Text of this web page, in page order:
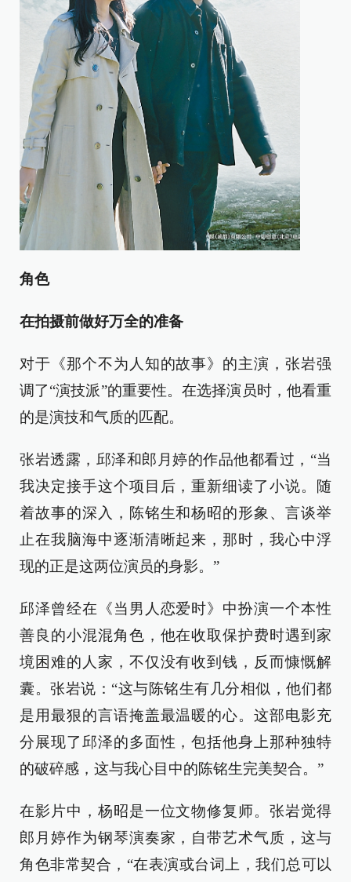
角色
在拍摄前做好万全的准备
对于《那个不为人知的故事》的主演，张岩强
调了“演技派”的重要性。在选择演员时，他看重
的是演技和气质的匹配。
张岩透露，邱泽和郎月婷的作品他都看过，“当
我决定接手这个项目后，重新细读了小说。随
着故事的深入，陈铭生和杨昭的形象、言谈举
止在我脑海中逐渐清晰起来，那时，我心中浮
现的正是这两位演员的身影。”
邱泽曾经在《当男人恋爱时》中扮演一个本性
善良的小混混角色，他在收取保护费时遇到家
境困难的人家，不仅没有收到钱，反而慷慨解
囊。张岩说：“这与陈铭生有几分相似，他们都
是用最狠的言语掩盖最温暖的心。这部电影充
分展现了邱泽的多面性，包括他身上那种独特
的破碎感，这与我心目中的陈铭生完美契合。”
在影片中，杨昭是一位文物修复师。张岩觉得
郎月婷作为钢琴演奏家，自带艺术气质，这与
角色非常契合，“在表演或台词上，我们总可以